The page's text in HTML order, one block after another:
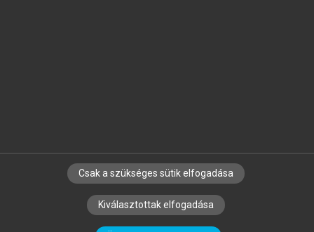
SZERZŐKNEK CÉGEKNEK KÖNYVTÁROSOKNAK
SZERKESZTÉSI ÉS LEKTORÁLÁSI ALAPELVEK
Csak a szükséges sütik elfogadása
Kiválasztottak elfogadása